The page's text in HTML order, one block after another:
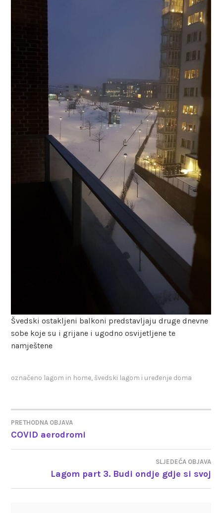
Švedski ostakljeni balkoni predstavljaju druge dnevne
sobe koje su i grijane i ugodno osvijetljene te
namještene
označeno lagom in home, švedski lagom i uređenje doma
NAVIGACIJA
OBJAVA
PRETHODNA OBJAVA
COVID aerodromi
SLJEDEĆA OBJAVA
Lagom part 3. Budi ondje gdje si svoj